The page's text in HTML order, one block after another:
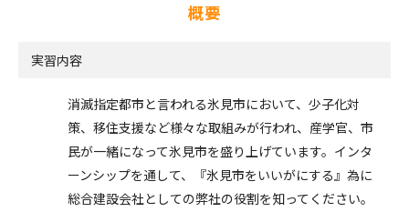
概要
実習内容
消滅指定都市と言われる氷見市において、少子化対
策、移住支援など様々な取組みが行われ、産学官、市
民が一緒になって氷見市を盛り上げています。インタ
ーンシップを通して、『氷見市をいいがにする』為に
総合建設会社としての弊社の役割を知ってください。